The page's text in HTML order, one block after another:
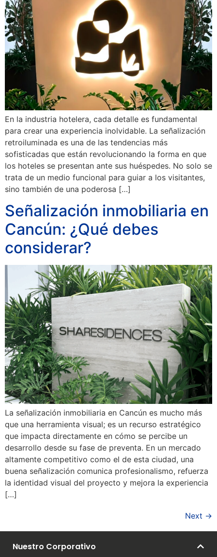
En la industria hotelera, cada detalle es fundamental
para crear una experiencia inolvidable. La señalización
retroiluminada es una de las tendencias más
sofisticadas que están revolucionando la forma en que
los hoteles se presentan ante sus huéspedes. No solo se
trata de un medio funcional para guiar a los visitantes,
sino también de una poderosa […]
Señalización inmobiliaria en
Cancún: ¿Qué debes
considerar?
La señalización inmobiliaria en Cancún es mucho más
que una herramienta visual; es un recurso estratégico
que impacta directamente en cómo se percibe un
desarrollo desde su fase de preventa. En un mercado
altamente competitivo como el de esta ciudad, una
buena señalización comunica profesionalismo, refuerza
la identidad visual del proyecto y mejora la experiencia
[…]
Next →
Nuestro Corporativo